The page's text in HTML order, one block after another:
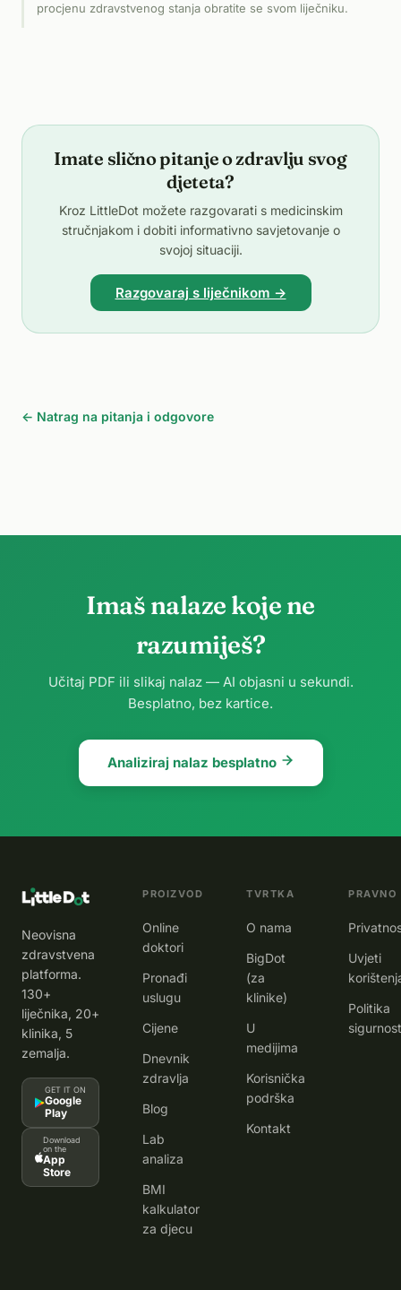
procjenu zdravstvenog stanja obratite se svom liječniku.
Imate slično pitanje o zdravlju svog
djeteta?
Kroz LittleDot možete razgovarati s medicinskim
stručnjakom i dobiti informativno savjetovanje o
svojoj situaciji.
Razgovaraj s liječnikom →
← Natrag na pitanja i odgovore
Imaš nalaze koje ne
razumiješ?
Učitaj PDF ili slikaj nalaz — AI objasni u sekundi.
Besplatno, bez kartice.
Analiziraj nalaz besplatno
Neovisna
zdravstvena
platforma.
130+
liječnika, 20+
klinika, 5
zemalja.
GET IT ON
Google
Play
Download
on the
App
Store
PROIZVOD
Online
doktori
Pronađi
uslugu
Cijene
Dnevnik
zdravlja
Blog
Lab
analiza
BMI
kalkulator
za djecu
TVRTKA
O nama
BigDot
(za
klinike)
U
medijima
Korisnička
podrška
Kontakt
PRAVNO
Uvjeti
Politika